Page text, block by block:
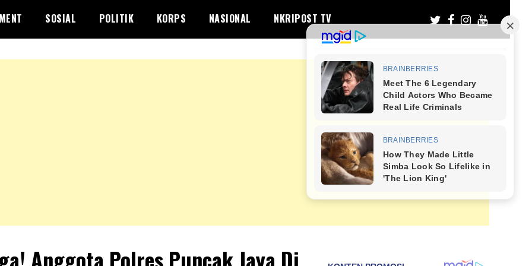
SOSIAL POLITIK KORPS NASIONAL NKRIPOST TV
Anggota Polres Puncak Jaya Di